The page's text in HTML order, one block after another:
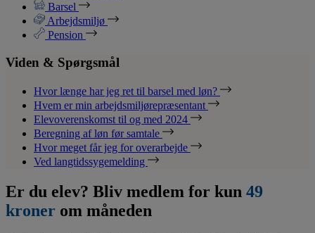
Barsel
Arbejdsmiljø
Pension
Viden & Spørgsmål
Hvor længe har jeg ret til barsel med løn?
Hvem er min arbejdsmiljørepræsentant
Elevoverenskomst til og med 2024
Beregning af løn før samtale
Hvor meget får jeg for overarbejde
Ved langtidssygemelding
Er du elev? Bliv medlem for kun 49
kroner om måneden